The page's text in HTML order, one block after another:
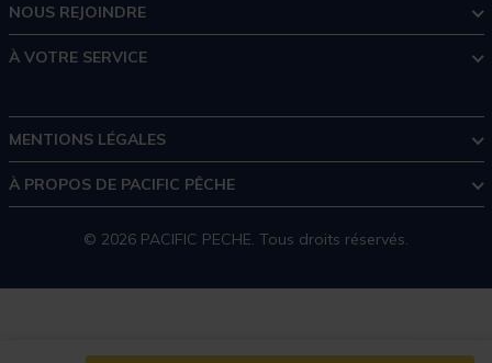
NOUS REJOINDRE
À VOTRE SERVICE
MENTIONS LÉGALES
À PROPOS DE PACIFIC PÊCHE
© 2026 PACIFIC PECHE. Tous droits réservés.